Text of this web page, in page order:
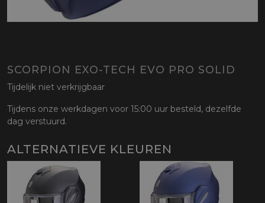
SCORPION EXO-TECH EVO PRO SOLID
Tijdelijk niet verkrijgbaar
Tijdens onze werkdagen voor 15:00 uur besteld, dezelfde
dag verstuurd.
ALTERNATIEVE KLEUREN